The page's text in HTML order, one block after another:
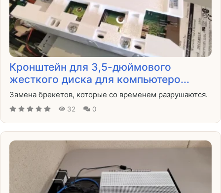
Кронштейн для 3,5-дюймового
жесткого диска для компьютеро...
Замена брекетов, которые со временем разрушаются.
32 0